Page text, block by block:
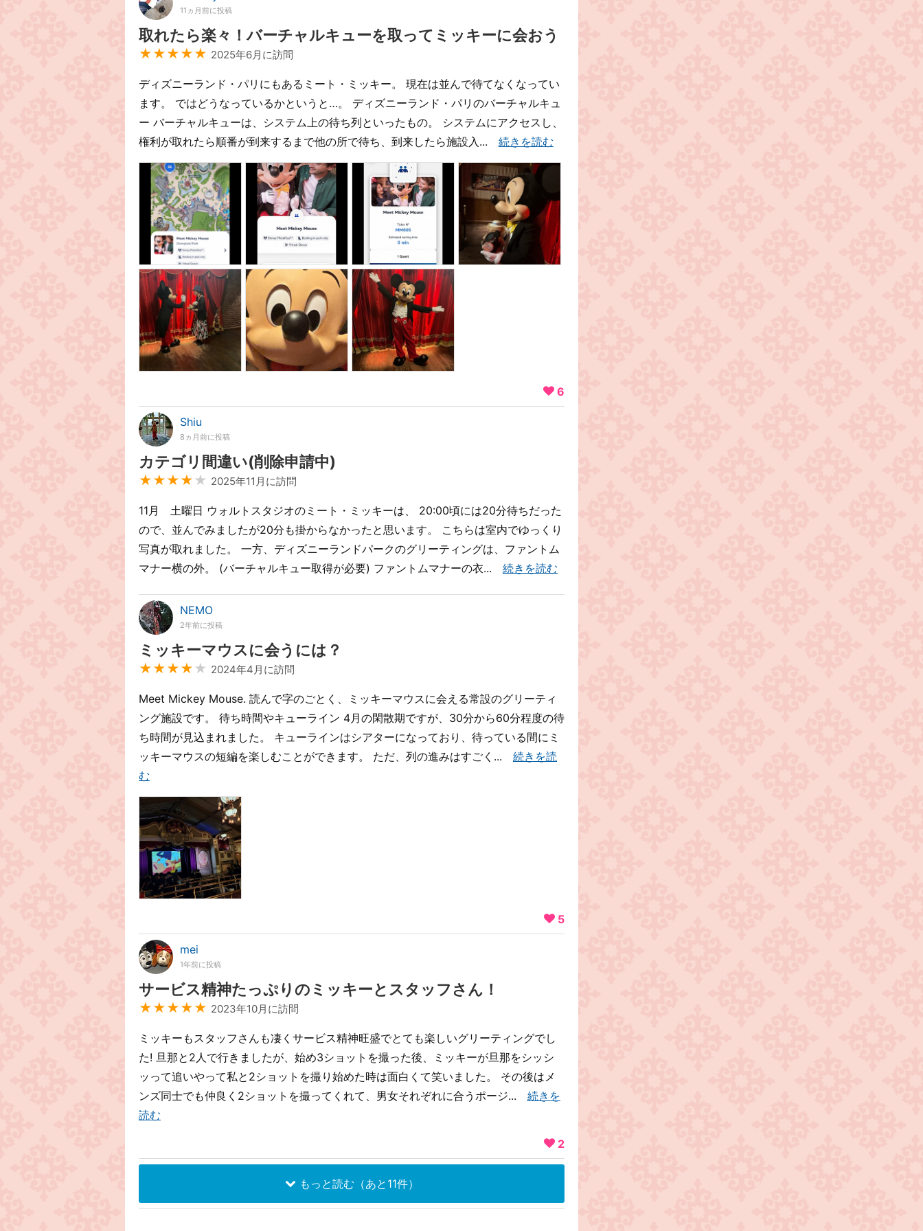
11ヵ月前に投稿
取れたら楽々！バーチャルキューを取ってミッキーに会おう
★★★★★ 2025年6月に訪問
ディズニーランド・パリにもあるミート・ミッキー。 現在は並んで待てなくなってい
ます。 ではどうなっているかというと…。 ディズニーランド・パリのバーチャルキュ
ー バーチャルキューは、システム上の待ち列といったもの。 システムにアクセスし、
権利が取れたら順番が到来するまで他の所で待ち、到来したら施設入... 続きを読む
6
Shiu
8ヵ月前に投稿
カテゴリ間違い(削除申請中)
★★★★ ★ 2025年11月に訪問
11月 土曜日 ウォルトスタジオのミート・ミッキーは、 20:00頃には20分待ちだった
ので、並んでみましたが20分も掛からなかったと思います。 こちらは室内でゆっくり
写真が取れました。 一方、ディズニーランドパークのグリーティングは、ファントム
マナー横の外。 (バーチャルキュー取得が必要) ファントムマナーの衣... 続きを読む
NEMO
2年前に投稿
ミッキーマウスに会うには？
★★★★ ★ 2024年4月に訪問
Meet Mickey Mouse. 読んで字のごとく、ミッキーマウスに会える常設のグリーティ
ング施設です。 待ち時間やキューライン 4月の閑散期ですが、30分から60分程度の待
ち時間が見込まれました。 キューラインはシアターになっており、待っている間にミ
ッキーマウスの短編を楽しむことができます。 ただ、列の進みはすごく... 続きを読
む
5
mei
1年前に投稿
サービス精神たっぷりのミッキーとスタッフさん！
★★★★★ 2023年10月に訪問
ミッキーもスタッフさんも凄くサービス精神旺盛でとても楽しいグリーティングでし
た! 旦那と2人で行きましたが、始め3ショットを撮った後、ミッキーが旦那をシッシ
ッって追いやって私と2ショットを撮り始めた時は面白くて笑いました。 その後はメ
ンズ同士でも仲良く2ショットを撮ってくれて、男女それぞれに合うポージ... 続きを
読む
2
もっと読む（あと11件）